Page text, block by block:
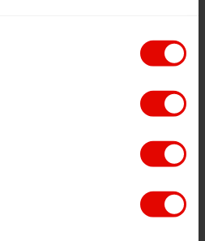
ESCUELAS SEGURAS Y
PROTECTORAS PARA
MEJORAR LA
CONTINUIDAD Y
DE CALIDAD EN ZONAS